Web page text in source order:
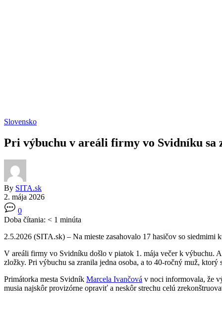
Slovensko
Pri výbuchu v areáli firmy vo Svidníku sa
By SITA.sk
2. mája 2026
0
Doba čítania: < 1 minúta
2.5.2026 (SITA.sk) – Na mieste zasahovalo 17 hasičov so siedmimi
V areáli firmy vo Svidníku došlo v piatok 1. mája večer k výbuchu.
zložky. Pri výbuchu sa zranila jedna osoba, a to 40-ročný muž,
Primátorka mesta Svidník Marcela Ivančová v noci informovala, že
musia najskôr provizórne opraviť a neskôr strechu celú